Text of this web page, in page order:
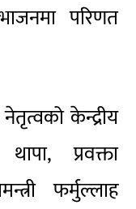
परिणत
केन्द्रीय
प्रवक्ता
फर्मुल्लाह